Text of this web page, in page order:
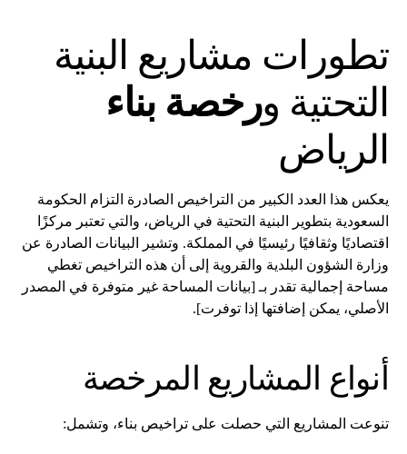
تطورات مشاريع البنية
التحتية ورخصة بناء
الرياض
يعكس هذا العدد الكبير من التراخيص الصادرة التزام الحكومة
السعودية بتطوير البنية التحتية في الرياض، والتي تعتبر مركزًا
اقتصاديًا وثقافيًا رئيسيًا في المملكة. وتشير البيانات الصادرة عن
وزارة الشؤون البلدية والقروية إلى أن هذه التراخيص تغطي
مساحة إجمالية تقدر بـ [بيانات المساحة غير متوفرة في المصدر
الأصلي، يمكن إضافتها إذا توفرت].
أنواع المشاريع المرخصة
تنوعت المشاريع التي حصلت على تراخيص بناء، وتشمل: